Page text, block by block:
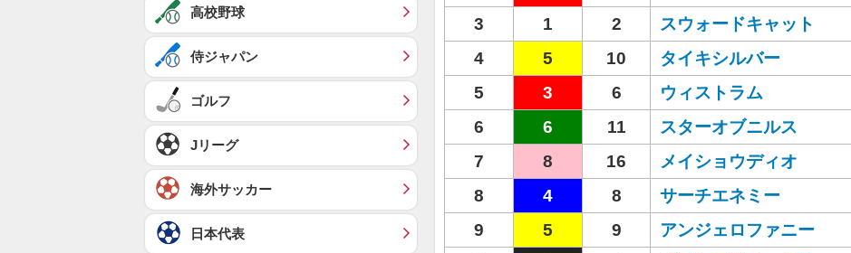
3
1 2 スウォードキャット
4
5 10 タイキシルバー
5
3 6 ウィストラム
6
6 11 スターオブニルス
7
8 16 メイショウディオ
8
4 8 サーチエネミー
9
5 9 アンジェロファニー
高校野球
侍ジャパン
ゴルフ
Jリーグ
海外サッカー
日本代表